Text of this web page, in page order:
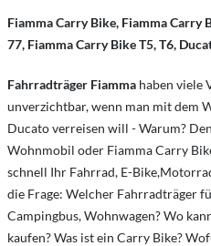
Fiamma Carry Bike, Fiamma Carry
77, Fiamma Carry Bike T5, T6,
Fahrradträger Fiamma haben viele
unverzichtbar, wenn man mit dem
Ducato verreisen will - Warum?
Wohnmobil oder Fiamma Carry
schnell Ihr Fahrrad, E-
die Frage: Welcher Fahrradträger
Campingbus, Wohnwagen? Wo
kaufen? Was ist ein Carry Bike?